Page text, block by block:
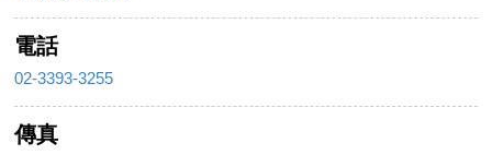
電話
02-3393-3255
傳真